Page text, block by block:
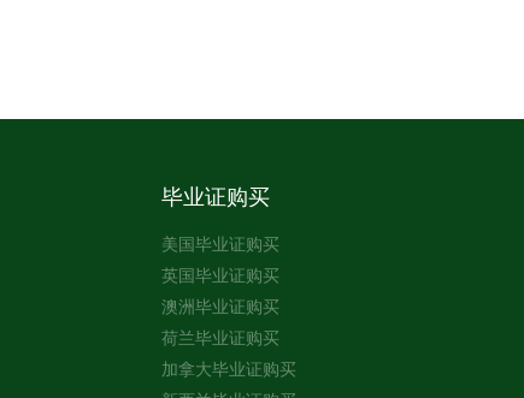
毕业证购买
美国毕业证购买
英国毕业证购买
澳洲毕业证购买
荷兰毕业证购买
加拿大毕业证购买